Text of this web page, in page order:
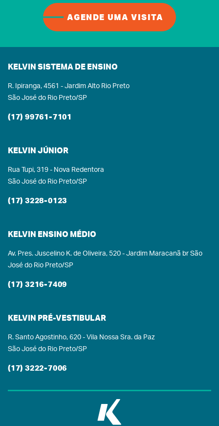
AGENDE UMA VISITA
KELVIN SISTEMA DE ENSINO
R. Ipiranga, 4561 - Jardim Alto Rio Preto
São José do Rio Preto/SP
(17) 99761-7101
KELVIN JÚNIOR
Rua Tupi, 319 - Nova Redentora
São José do Rio Preto/SP
(17) 3228-0123
KELVIN ENSINO MÉDIO
Av. Pres. Juscelino K. de Oliveira, 520 - Jardim Maracanã br São
José do Rio Preto/SP
(17) 3216-7409
KELVIN PRÉ-VESTIBULAR
R. Santo Agostinho, 620 - Vila Nossa Sra. da Paz
São José do Rio Preto/SP
(17) 3222-7006